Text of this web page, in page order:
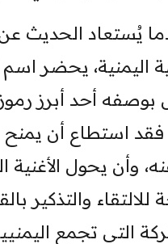
يُستعاد الحديث عن
اليمنية، يحضر
أحد أبرز
فقد استطاع أن
وأن يحول الأغنية
والتذكير
التي تجمع